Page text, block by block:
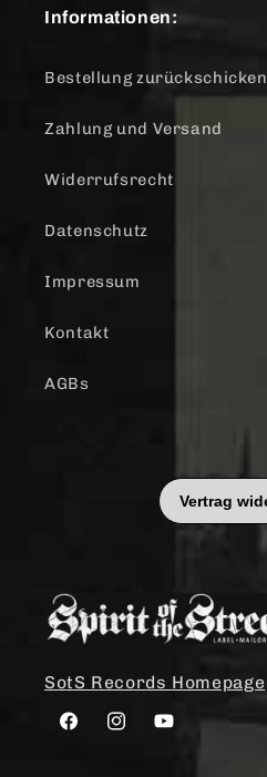
Informationen:
Bestellung zurückschicken
Zahlung und Versand
Widerrufsrecht
Datenschutz
Impressum
Kontakt
AGBs
SotS Records Homepage
FacebookInstagramYouTube